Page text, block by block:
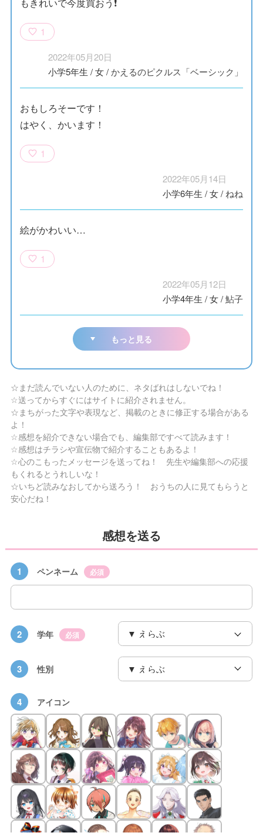
1
2022年05月20日
小学5年生 /女/かえるのピクルス「ベーシック」
おもしろそーです！
はやく、かいます！
1
2022年05月14日
小学6年生 /女/ ねね
絵がかわいい…
1
2022年05月12日
小学4年生 /女/鮎子
もっと見る
☆まだ読んでいない人のために、ネタばれはしないでね！
☆送ってからすぐにはサイトに紹介されません。
☆まちがった文字や表現など、掲載のときに修正する場合がある
よ！
☆感想を紹介できない場合でも、編集部ですべて読みます！
☆感想はチラシや宣伝物で紹介することもあるよ！
☆心のこもったメッセージを送ってね！ 先生や編集部への応援
もくれるとうれしいな！
☆いちど読みなおしてから送ろう！ おうちの人に見てもらうと
安心だね！
感想を送る
1 ペンネーム 必須
2 学年 必須
3 性別
4 アイコン